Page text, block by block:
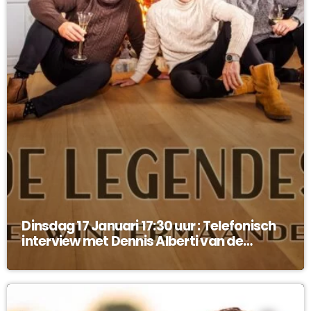
Dinsdag 17 Januari 17:30 uur : Telefonisch
interview met Dennis Alberti van de